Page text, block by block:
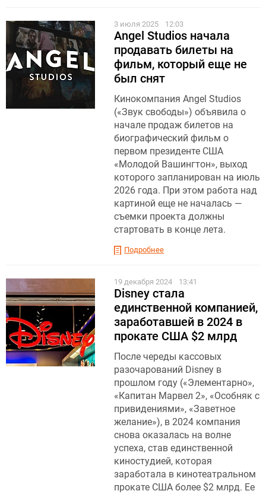
3 июля 2025 12:03
Angel Studios начала
продавать билеты на
фильм, который еще не
был снят
Кинокомпания Angel Studios
(«Звук свободы») объявила о
начале продаж билетов на
биографический фильм о
первом президенте США
«Молодой Вашингтон», выход
которого запланирован на июль
2026 года. При этом работа над
картиной еще не началась —
съемки проекта должны
стартовать в конце лета.
Подробнее
19 декабря 2024 13:41
Disney стала
единственной компанией,
заработавшей в 2024 в
прокате США $2 млрд
После череды кассовых
разочарований Disney в
прошлом году («Элементарно»,
«Капитан Марвел 2», «Особняк с
привидениями», «Заветное
желание»), в 2024 компания
снова оказалась на волне
успеха, став единственной
киностудией, которая
заработала в кинотеатральном
прокате США более $2 млрд. Ее